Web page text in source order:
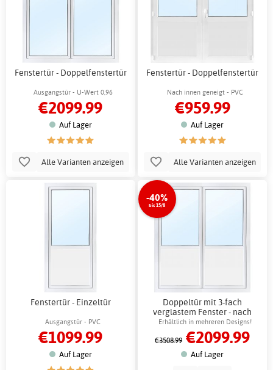
Fenstertür - Doppelfenstertür
Ausgangstür - U-Wert 0,96
€2099.99
Auf Lager
Alle Varianten anzeigen
Fenstertür - Doppelfenstertür
Nach innen geneigt - PVC
€959.99
Auf Lager
Alle Varianten anzeigen
Fenstertür - Einzeltür
Ausgangstür - PVC
€1099.99
Auf Lager
-40%
bis 15/8
Doppeltür mit 3-fach
verglastem Fenster - nach
außen öffnend - PVC - U-Wert
0,96 + Antriebsriemen
Erhältlich in mehreren Designs!
€3508.99 €2099.99
Auf Lager